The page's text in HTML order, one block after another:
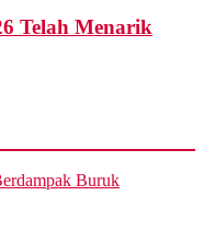
Telah Menarik